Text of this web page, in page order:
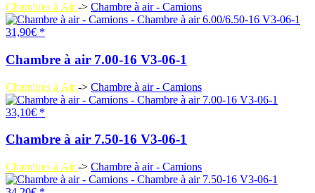
Chambres à Air-> Chambre à air - Camions
31,90€ *
Chambre à air 7.00-16 V3-06-1
Chambres à Air-> Chambre à air - Camions
33,10€ *
Chambre à air 7.50-16 V3-06-1
Chambres à Air-> Chambre à air - Camions